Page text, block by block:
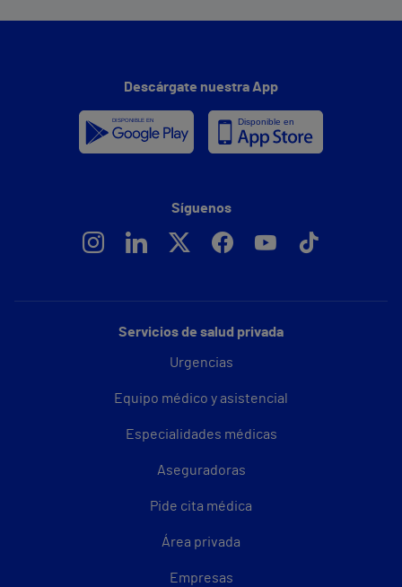
Servicios de salud privada
Urgencias
Equipo médico y asistencial
Especialidades médicas
Aseguradoras
Pide cita médica
Área privada
Empresas
Descárgate nuestra App
Síguenos